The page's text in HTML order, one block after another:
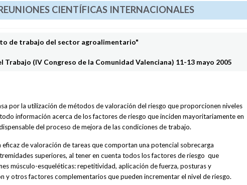
CIENTÍFICAS INTERNACIONALES
de trabajo del sector agroalimentario"
Trabajo (IV Congreso de la Comunidad Valenciana) 11-13 mayo 2005
por la utilización de métodos de valoración del riesgo que proporcionen niveles
información acerca de los factores de riesgo que inciden mayoritariamente en
del proceso de mejora de las condiciones de trabajo.
de valoración de tareas que comportan una potencial sobrecarga
superiores, al tener en cuenta todos los factores de riesgo que
músculo-esqueléticas: repetitividad, aplicación de fuerza, posturas y
y otros factores complementarios que pueden incrementar el nivel de riesgo.